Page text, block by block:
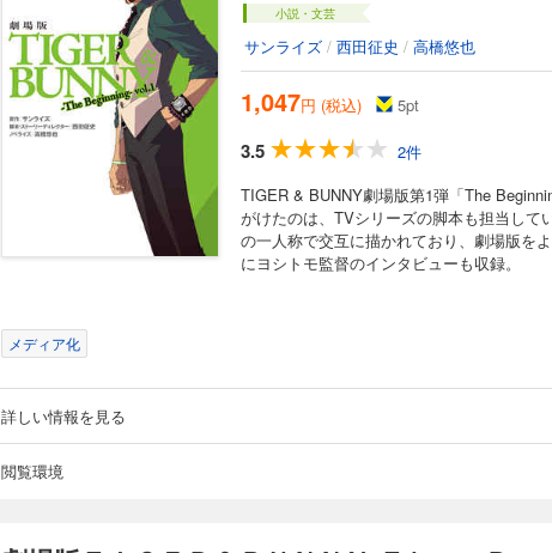
小説・文芸
サンライズ / 西田征史 / 高橋悠也
1,047円 (税込) 5pt
3.5
2件
TIGER & BUNNY劇場版第1弾「The
がけたのは、TVシリーズの脚本も担当して
の一人称で交互に描かれており、劇場版を
にヨシトモ監督のインタビューも収録。
メディア化
詳しい情報を見る
閲覧環境